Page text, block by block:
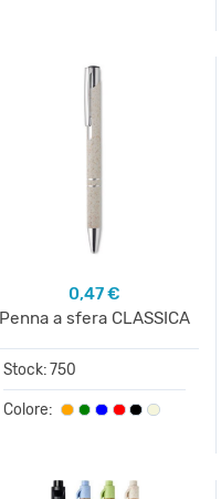
0,47 €
Penna a sfera CLASSICA
Stock: 750
Colore: